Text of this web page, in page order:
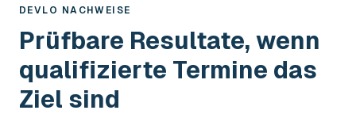
DEVLO NACHWEISE
Prüfbare Resultate, wenn
qualifizierte Termine das
Ziel sind